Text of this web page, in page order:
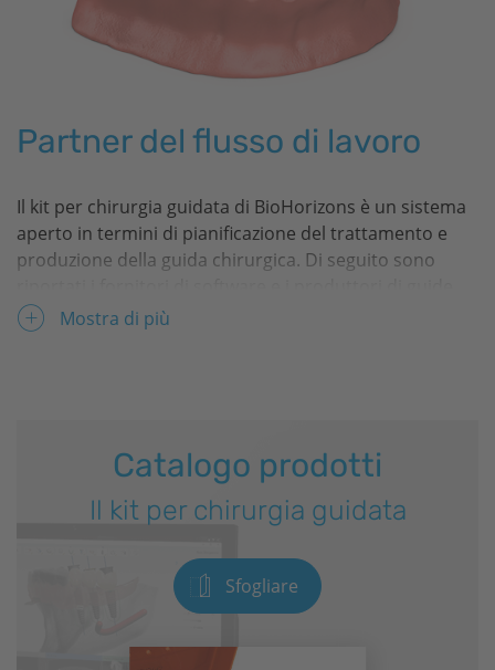
Partner del flusso di lavoro
Il kit per chirurgia guidata di BioHorizons è un sistema
aperto in termini di pianificazione del trattamento e
produzione della guida chirurgica. Di seguito sono
chirurgiche cui BioHorizons
cilindri master, protocolli di fresaggio e proprie librerie
Mostra di più
Catalogo prodotti
Il kit per chirurgia guidata
Sfogliare